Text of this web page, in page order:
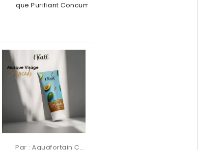
Masque Purifiant Concumbre
Par : Aquafortain Cosmetics